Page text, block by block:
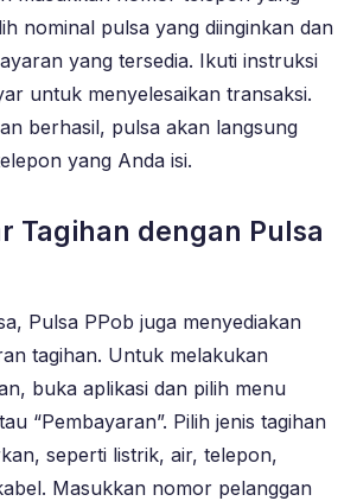
nominal pulsa yang diinginkan dan
yang tersedia. Ikuti instruksi
untuk menyelesaikan transaksi.
berhasil, pulsa akan langsung
yang Anda isi.
Tagihan dengan Pulsa
Pulsa PPob juga menyediakan
tagihan. Untuk melakukan
buka aplikasi dan pilih menu
“Pembayaran”. Pilih jenis tagihan
seperti listrik, air, telepon,
Masukkan nomor pelanggan